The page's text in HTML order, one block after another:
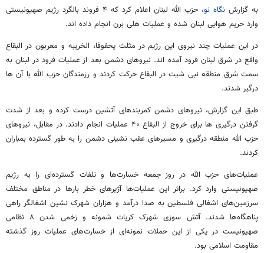
به گزارش نگاه نو
، حزب الله لبنان اعلام کرد که ۴ فروند بالگرد رژیم صهیونیستی
وارد حریم هوایی لبنان شده و عملیات هلی برن انجام داده اند.
در این عملیات چند نیروی این رژیم در مثلث یحفوفا، الخریبه و معربون در البقاع
واقع در شرق لبنان فرود آمده اند. نیروهای دشمن بعد از عملیات فرود در لبنان به
سمت شرق منطقه نبی شیت در البقاع حرکت کردند و رزمندگان حزب الله با آن ها
درگیر شدند.
طبق این گزارش، نیروهای دشمن کمربندهای آتشین درست کرده و بعد از شدت
گرفتن درگیری ها برای خروج از البقاع ۴۰ عملیات انجام دادند. در مقابل، نیروهای
حزب الله منطقه درگیری و مسیرهای عقب نشینی دشمن را به طور گسترده بمباران
کردند.
عملیات‌های حزب الله در روز جمعه خسارت‌ها و تلفات گسترده‌ای را به رژیم
صهیونیستی وارد کرد. براثر این عملیات‌ها آژیرهای خطر بارها در مناطق مختلف
سرزمین‌های اشغالی فلسطین به صدا درآمد و هزاران شهرک نشین اشغالگر راهی
پناهگاه‌ها شدند. آتش سوزی شهرک کریات شمونه و زخمی شدن ۸ نظامی
صهیونیست در یکی از این حملات نمونه‌ای از خسارت‌های عملیات‌ روز گذشته
مقاومت اسلامی بود.